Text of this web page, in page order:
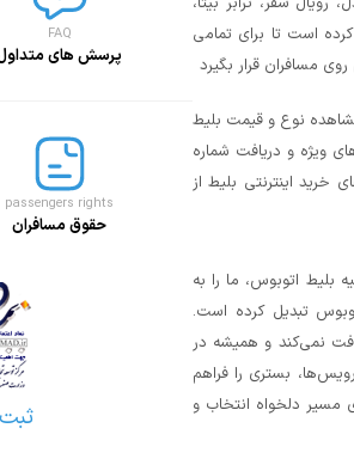
کرده است تا برای تمامی
مسافران قرار بگیرد
نوع و قیمت بلیط
ویژه و دریافت شماره‌
خرید اینترنتی بلیط از
ساعته و سادگی تهیه بلیط اتوبوس، ما را به
تبدیل کرده است.
دریافت نمی‌کند و همیشه در
بستری را فراهم
مسیر دلخواه انتخاب و
FAQ
پرسش های
passengers rights
حقوق مسافران